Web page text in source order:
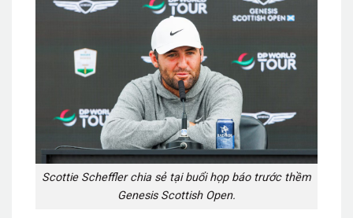
Scottie Scheffler chia sẻ tại buổi họp báo trước thềm
Genesis Scottish Open.